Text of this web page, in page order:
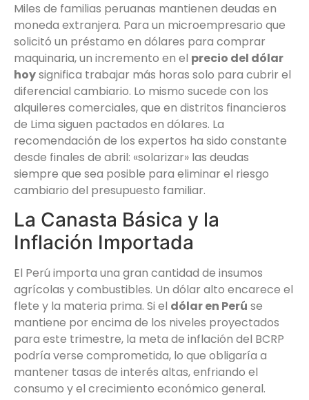
Miles de familias peruanas mantienen deudas en
moneda extranjera. Para un microempresario que
solicitó un préstamo en dólares para comprar
maquinaria, un incremento en el precio del dólar
hoysignifica trabajar más horas solo para cubrir el
diferencial cambiario. Lo mismo sucede con los
alquileres comerciales, que en distritos financieros
de Lima siguen pactados en dólares. La
recomendación de los expertos ha sido constante
desde finales de abril: «solarizar» las deudas
siempre que sea posible para eliminar el riesgo
cambiario del presupuesto familiar.
La Canasta Básica y la
Inflación Importada
El Perú importa una gran cantidad de insumos
agrícolas y combustibles. Un dólar alto encarece el
flete y la materia prima. Si el dólar en Perú se
mantiene por encima de los niveles proyectados
para este trimestre, la meta de inflación del BCRP
podría verse comprometida, lo que obligaría a
mantener tasas de interés altas, enfriando el
consumo y el crecimiento económico general.